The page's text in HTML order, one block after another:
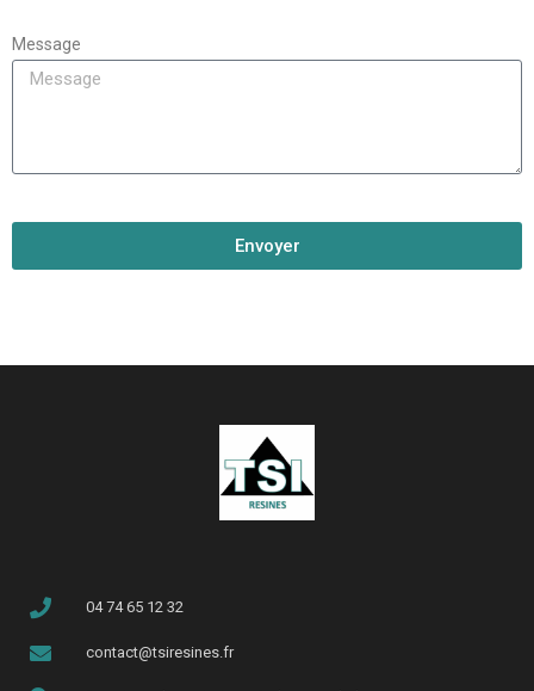
Message
Envoyer
04 74 65 12 32
contact@tsiresines.fr